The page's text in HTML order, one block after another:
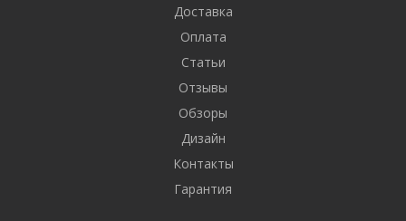
Доставка
Оплата
Статьи
Отзывы
Обзоры
Дизайн
Контакты
Гарантия